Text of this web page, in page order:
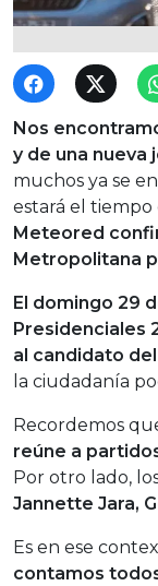
Nos
y de una nueva
muchos ya se
estará el tiempo
Meteored
Metropolitana
El domingo 29
Presidenciales
al candidato
la ciudadanía
Recordemos
reúne a
Por otro lado,
Jannette Jara,
Es en ese
contamos